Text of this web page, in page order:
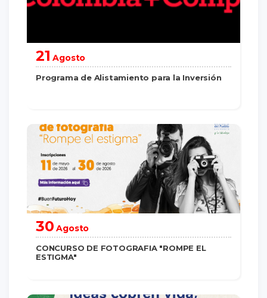
21 Agosto
Programa de Alistamiento para la Inversión
30 Agosto
CONCURSO DE FOTOGRAFIA "ROMPE EL
ESTIGMA"
saber más